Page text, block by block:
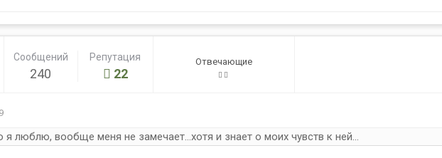
Сообщений
240
Репутация
22
Отвечающие
люблю, вообще меня не замечает...хотя и знает о моих чувств к ней...